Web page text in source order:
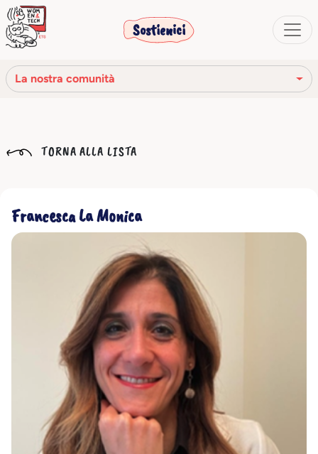
Sostienici
La nostra comunità
La nostra storia
Codice Etico
Il nostro network
La nostra comunità
TORNA ALLA LISTA
Francesca La Monica